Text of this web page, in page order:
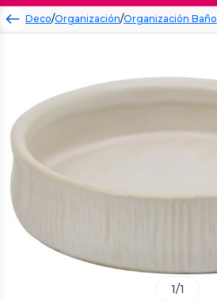
Deco/Organización/Organización Baño
1/1